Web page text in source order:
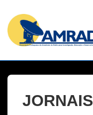
Skip
Content
JORNAIS